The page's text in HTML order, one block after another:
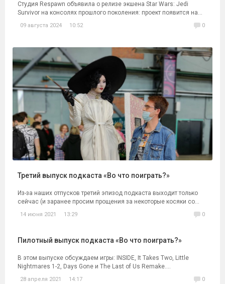
Студия Respawn объявила о релизе экшена Star Wars: Jedi
Survivor на консолях прошлого поколения: проект появится на...
09 августа 2024 10:52 0
Третий выпуск подкаста «Во что поиграть?»
Из-за наших отпусков третий эпизод подкаста выходит только
сейчас (и заранее просим прощения за некоторые косяки со...
14 июня 2021 13:29 0
Пилотный выпуск подкаста «Во что поиграть?»
В этом выпуске обсуждаем игры: INSIDE, It Takes Two, Little
Nightmares 1-2, Days Gone и The Last of Us Remake....
28 апреля 2021 14:17 0